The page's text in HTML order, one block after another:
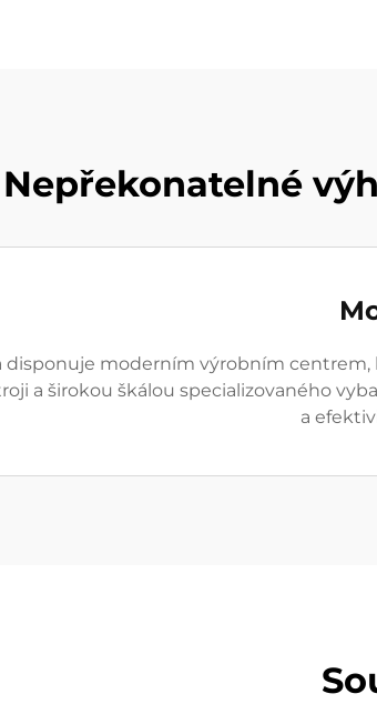
Nepřekonatelné
disponuje moderním výrobním centrem,
a širokou škálou specializovaného
a